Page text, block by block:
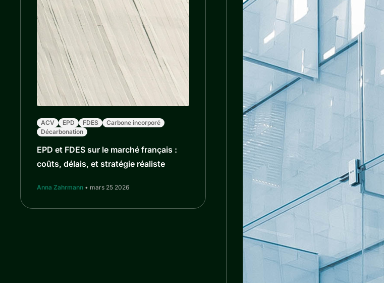
ACV EPD FDES
Carbone incorporé
Décarbonation
EPD et FDES sur le marché français :
coûts, délais, et stratégie réaliste
Anna Zahrmann • mars 25 2026